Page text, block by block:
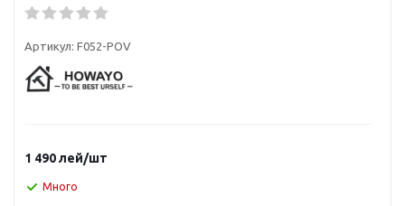
Артикул: F052-POV
1 490лей/шт
Много